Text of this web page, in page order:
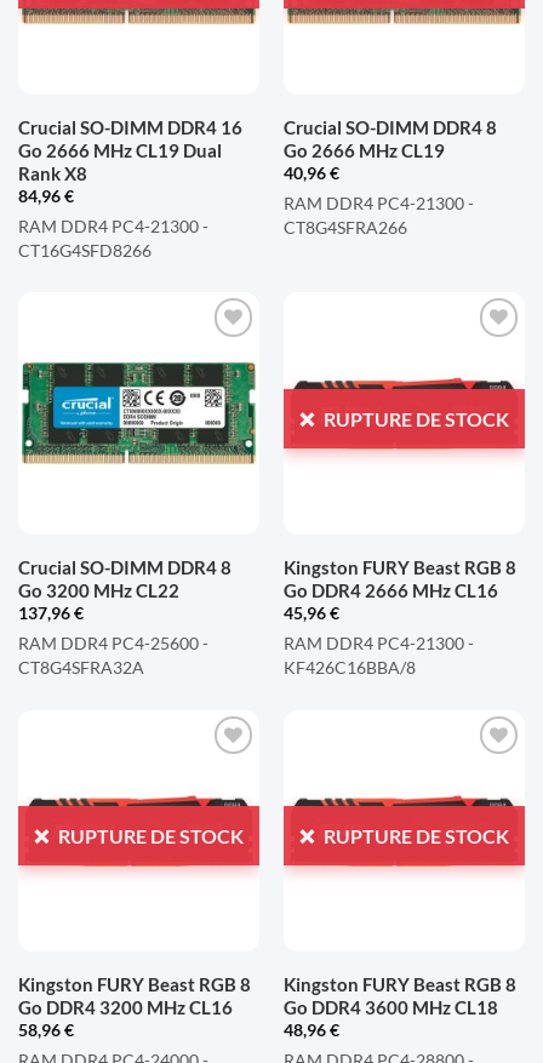
Crucial SO-DIMM DDR4 16
Go 2666 MHz CL19 Dual
Rank X8
84,96€
RAM DDR4 PC4-21300 -
CT16G4SFD8266
Crucial SO-DIMM DDR4 8
Go 2666 MHz CL19
40,96€
RAM DDR4 PC4-21300 -
CT8G4SFRA266
À LA
LISTE
D'ENVIES
Crucial SO-DIMM DDR4 8
Go 3200 MHz CL22
137,96€
RAM DDR4 PC4-25600 -
CT8G4SFRA32A
À LA
D'ENVIES
RUPTURE DE STOCK
Kingston FURY Beast RGB 8
Go DDR4 2666 MHz CL16
45,96€
RAM DDR4 PC4-21300 -
KF426C16BBA/8
À LA
D'ENVIES
RUPTURE DE STOCK
Kingston FURY Beast RGB 8
Go DDR4 3200 MHz CL16
58,96€
À LA
D'ENVIES
RUPTURE DE STOCK
Kingston FURY Beast RGB 8
Go DDR4 3600 MHz CL18
48,96€